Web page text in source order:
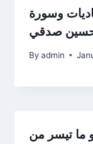
وسورة
حسين صدقي
By admin
ما تيسر من